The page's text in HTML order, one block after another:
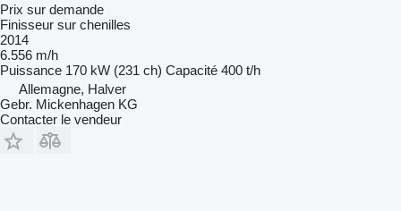
Prix sur demande
Finisseur sur chenilles
2014
6.556 m/h
Puissance 170 kW (231 ch) Capacité 400 t/h
Allemagne, Halver
Gebr. Mickenhagen KG
Contacter le vendeur